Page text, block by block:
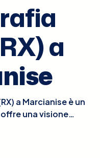
a
a Marcianise è un
una visione
per valutare